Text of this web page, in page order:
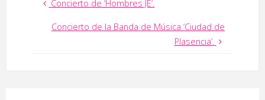
Concierto de ‘Hombres JE’.
Concierto de la Banda de Música ‘Ciudad de
Plasencia’.